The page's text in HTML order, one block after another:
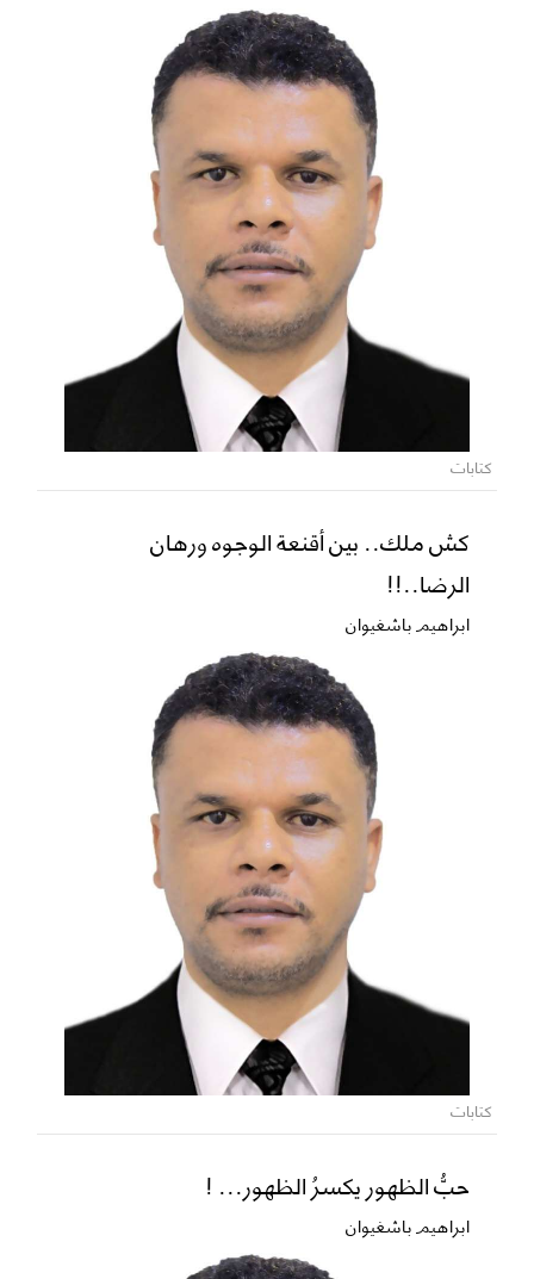
كتابات
كش ملك.. بين أقنعة الوجوه ورهان
الرضا..!!
ابراهيم باشغيوان
كتابات
حبُّ الظهور يكسرُ الظهور... !
ابراهيم باشغيوان